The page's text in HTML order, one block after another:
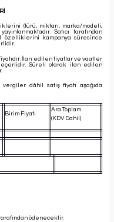
(türü, miktarı, marka/modeli,
Satıcı tarafından
özelliklerini kampanya süresince
İlan edilen fiyatlar ve vaatler
Süreli olarak ilan edilen
dâhil satış fiyatı aşağıda
Birim Fiyatı
Ara Toplam
(KDV Dahil)
ödenecektir.